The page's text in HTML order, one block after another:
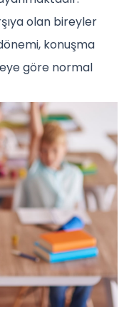
olan bireyler
konuşma
göre normal